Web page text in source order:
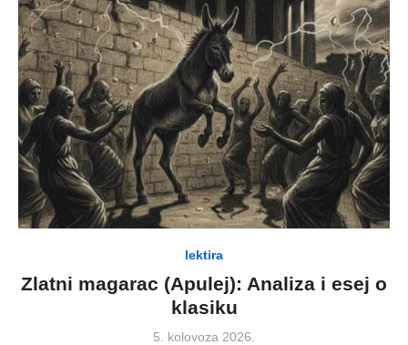
lektira
Zlatni magarac (Apulej): Analiza i esej o
klasiku
Posted
5. kolovoza 2026.